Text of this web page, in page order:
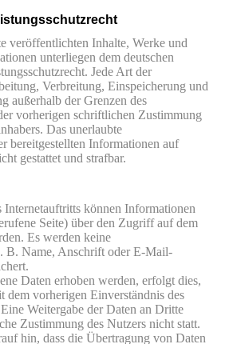
veröffentlichten Inhalte, Werke und
unterliegen dem deutschen
Jede Art der
Verbreitung, Einspeicherung und
außerhalb der Grenzen des
vorherigen schriftlichen Zustimmung
Das unerlaubte
bereitgestellten Informationen auf
gestattet und strafbar.
Internetauftritts können Informationen
Seite) über den Zugriff auf dem
Es werden keine
B. Name, Anschrift oder E-Mail-
Daten erhoben werden, erfolgt dies,
dem vorherigen Einverständnis des
Weitergabe der Daten an Dritte
Zustimmung des Nutzers nicht statt.
hin, dass die Übertragung von Daten